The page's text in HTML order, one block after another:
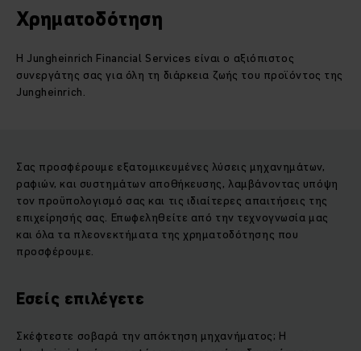
Χρηματοδότηση
Η Jungheinrich Financial Services είναι ο αξιόπιστος
συνεργάτης σας για όλη τη διάρκεια ζωής του προϊόντος της
Jungheinrich.
Σας προσφέρουμε εξατομικευμένες λύσεις μηχανημάτων,
ραφιών, και συστημάτων αποθήκευσης, λαμβάνοντας υπόψη
τον προϋπολογισμό σας και τις ιδιαίτερες απαιτήσεις της
επιχείρησής σας. Επωφεληθείτε από την τεχνογνωσία μας
και όλα τα πλεονεκτήματα της χρηματοδότησης που
προσφέρουμε.
Εσείς επιλέγετε
Σκέφτεστε σοβαρά την απόκτηση μηχανήματος; Η